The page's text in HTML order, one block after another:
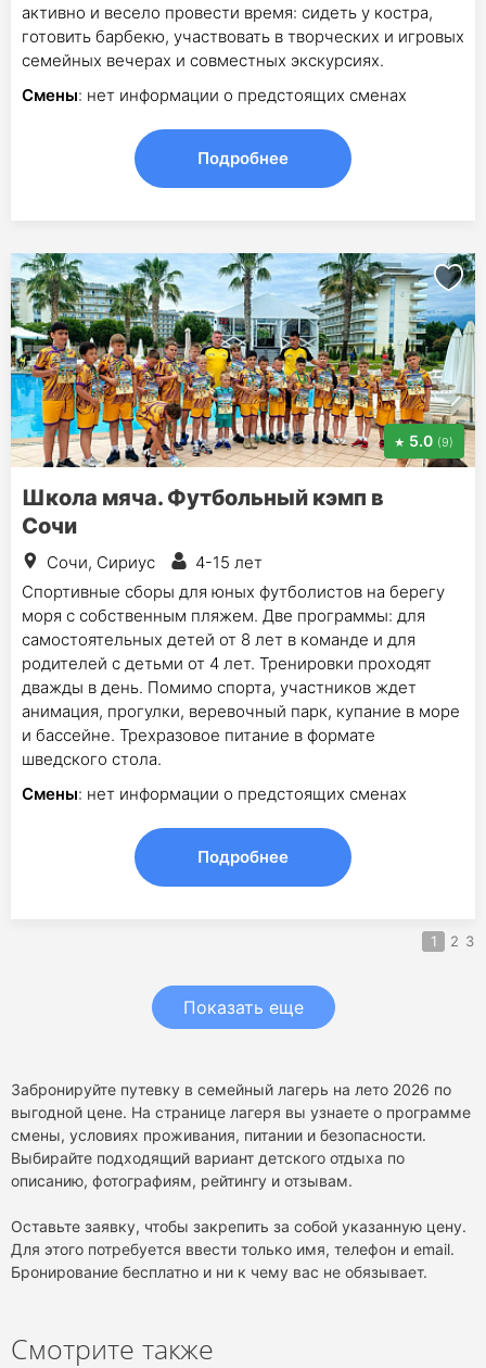
активно и весело провести время: сидеть у костра,
готовить барбекю, участвовать в творческих и игровых
семейных вечерах и совместных экскурсиях.
Смены: нет информации о предстоящих сменах
Подробнее
5.0 (9)
Школа мяча. Футбольный кэмп в
Сочи
Сочи, Сириус
4-15 лет
Спортивные сборы для юных футболистов на берегу
моря с собственным пляжем. Две программы: для
самостоятельных детей от 8 лет в команде и для
родителей с детьми от 4 лет. Тренировки проходят
дважды в день. Помимо спорта, участников ждет
анимация, прогулки, веревочный парк, купание в море
и бассейне. Трехразовое питание в формате
шведского стола.
Смены: нет информации о предстоящих сменах
Подробнее
1 2 3
Показать еще
Забронируйте путевку в семейный лагерь на лето 2026 по
выгодной цене. На странице лагеря вы узнаете о программе
смены, условиях проживания, питании и безопасности.
Выбирайте подходящий вариант детского отдыха по
описанию, фотографиям, рейтингу и отзывам.
Оставьте заявку, чтобы закрепить за собой указанную цену.
Для этого потребуется ввести только имя, телефон и email.
Бронирование бесплатно и ни к чему вас не обязывает.
Смотрите также